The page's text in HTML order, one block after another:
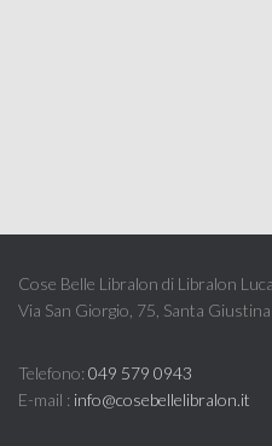
Cose Belle Libralon di Libralon
Via San Giorgio, 75, Santa
Telefono: 049 579 0943
E-mail : info@cosebellelibralon.it